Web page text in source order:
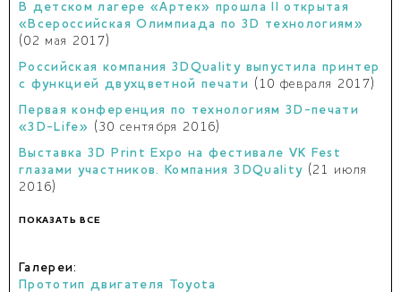
В детском лагере «Артек» прошла II открытая
«Всероссийская Олимпиада по 3D технологиям»
(02 мая 2017)
Российская компания 3DQuality выпустила принтер
с функцией двухцветной печати
(10 февраля 2017)
Первая конференция по технологиям 3D-печати
«3D-Life»
(30 сентября 2016)
Выставка 3D Print Expo на фестивале VK Fest
глазами участников. Компания 3DQuality (21 июля
2016)
ПОКАЗАТЬ ВСЕ
Галереи:
Прототип двигателя Toyota